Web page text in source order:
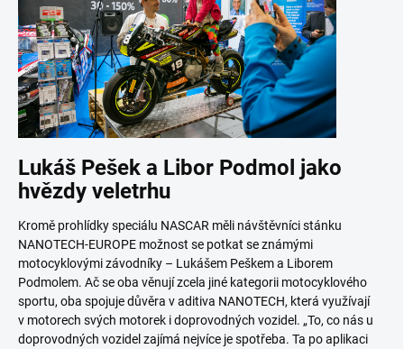
Lukáš Pešek a Libor Podmol jako
hvězdy veletrhu
Kromě prohlídky speciálu NASCAR měli návštěvníci stánku
NANOTECH-EUROPE možnost se potkat se známými
motocyklovými závodníky – Lukášem Peškem a Liborem
Podmolem. Ač se oba věnují zcela jiné kategorii motocyklového
sportu, oba spojuje důvěra v aditiva NANOTECH, která využívají
v motorech svých motorek i doprovodných vozidel. „To, co nás u
doprovodných vozidel zajímá nejvíce je spotřeba. Ta po aplikaci